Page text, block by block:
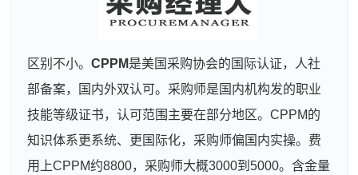
区别不小。CPPM是美国采购协会的国际认证，人社
部备案，国内外双认可。采购师是国内机构发的职业
技能等级证书，认可范围主要在部分地区。CPPM的
知识体系更系统、更国际化，采购师偏国内实操。费
用上CPPM约8800，采购师大概3000到5000。含金量